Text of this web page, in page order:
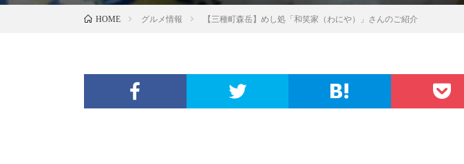
HOME グルメ情報 【三種町森岳】めし処「和笑家（わにや）」さんのご紹介